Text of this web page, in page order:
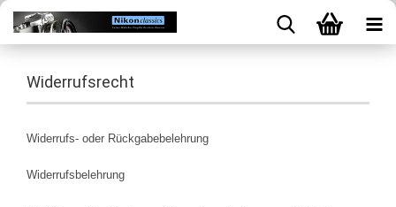
Widerrufsrecht
Widerrufs- oder Rückgabebelehrung
Widerrufsbelehrung